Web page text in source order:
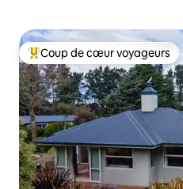
Coups de cœur voyageurs
Coup de cœur voyageurs